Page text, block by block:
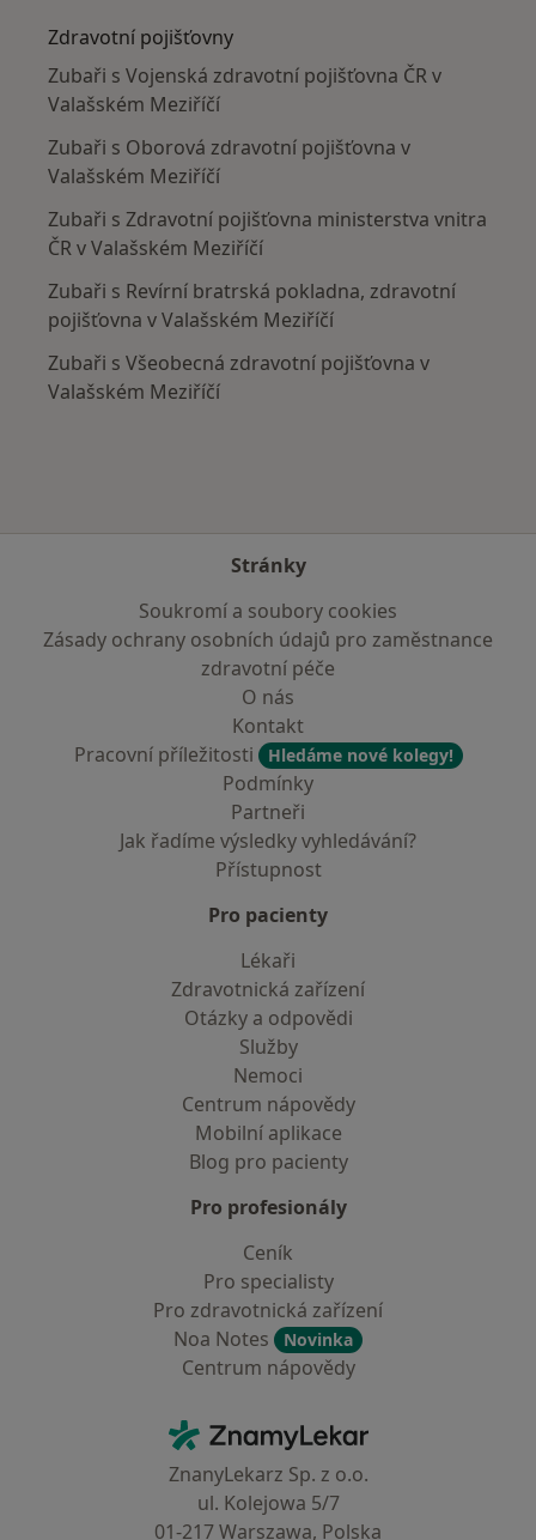
Zdravotní pojišťovny
Zubaři s Vojenská zdravotní pojišťovna ČR v
Valašském Meziříčí
Zubaři s Oborová zdravotní pojišťovna v
Valašském Meziříčí
Zubaři s Zdravotní pojišťovna ministerstva vnitra
ČR v Valašském Meziříčí
Zubaři s Revírní bratrská pokladna, zdravotní
pojišťovna v Valašském Meziříčí
Zubaři s Všeobecná zdravotní pojišťovna v
Valašském Meziříčí
Stránky
Soukromí a soubory cookies
Zásady ochrany osobních údajů pro zaměstnance
zdravotní péče
O nás
Kontakt
Pracovní příležitosti
Hledáme nové kolegy!
Podmínky
Partneři
Jak řadíme výsledky vyhledávání?
Přístupnost
Pro pacienty
Lékaři
Zdravotnická zařízení
Otázky a odpovědi
Služby
Nemoci
Centrum nápovědy
Mobilní aplikace
Blog pro pacienty
Pro profesionály
Ceník
Pro specialisty
Pro zdravotnická zařízení
Noa Notes
Novinka
Centrum nápovědy
ZnamyLekar - Hlavní stránka
ZnanyLekarz Sp. z o.o.
ul. Kolejowa 5/7
01-217 Warszawa, Polska